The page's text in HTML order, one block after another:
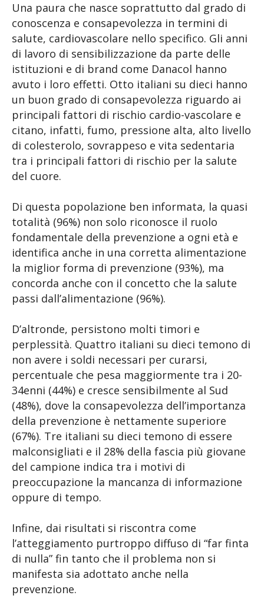
Una paura che nasce soprattutto dal grado di
conoscenza e consapevolezza in termini di
salute, cardiovascolare nello specifico. Gli anni
di lavoro di sensibilizzazione da parte delle
istituzioni e di brand come Danacol hanno
avuto i loro effetti. Otto italiani su dieci hanno
un buon grado di consapevolezza riguardo ai
principali fattori di rischio cardio-vascolare e
citano, infatti, fumo, pressione alta, alto livello
di colesterolo, sovrappeso e vita sedentaria
tra i principali fattori di rischio per la salute
del cuore.
Di questa popolazione ben informata, la quasi
totalità (96%) non solo riconosce il ruolo
fondamentale della prevenzione a ogni età e
identifica anche in una corretta alimentazione
la miglior forma di prevenzione (93%), ma
concorda anche con il concetto che la salute
passi dall’alimentazione (96%).
D’altronde, persistono molti timori e
perplessità. Quattro italiani su dieci temono di
non avere i soldi necessari per curarsi,
percentuale che pesa maggiormente tra i 20-
34enni (44%) e cresce sensibilmente al Sud
(48%), dove la consapevolezza dell’importanza
della prevenzione è nettamente superiore
(67%). Tre italiani su dieci temono di essere
malconsigliati e il 28% della fascia più giovane
del campione indica tra i motivi di
preoccupazione la mancanza di informazione
oppure di tempo.
Infine, dai risultati si riscontra come
l’atteggiamento purtroppo diffuso di “far finta
di nulla” fin tanto che il problema non si
manifesta sia adottato anche nella
prevenzione.